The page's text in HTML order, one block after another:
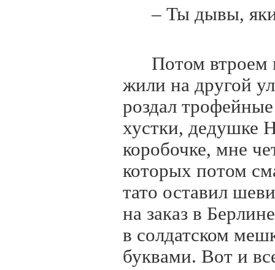
– Ты дывы,
Потом
жили на другой
роздал
хустки, дедушке
коробочке, мне
которых потом
тато оставил
на заказ в
в солдатском
буквами. Вот и